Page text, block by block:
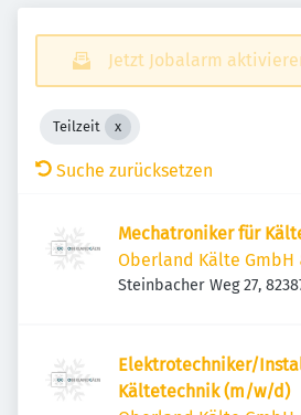
Jetzt Jobalarm
Teilzeit
Suche zurücksetzen
Mechatroniker für
Oberland Kälte GmbH
Steinbacher Weg 27,
Elektrotechniker/
Kältetechnik (m/w/d)